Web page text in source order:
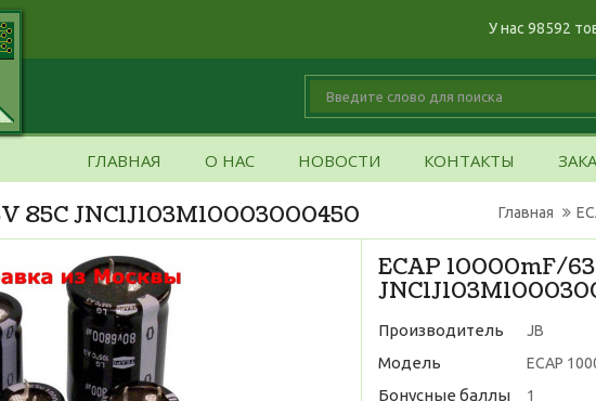
У нас 98592
ГЛАВНАЯ О НАС НОВОСТИ КОНТАКТЫ
85C JNC1J103M10003000450 Главная
ECAP 10000mF/
Производитель JB
Модель ECAP
Бонусные баллы 1